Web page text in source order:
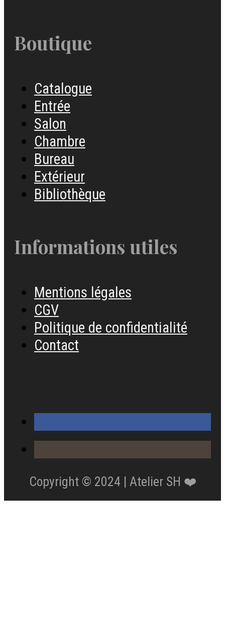
Boutique
Catalogue
Entrée
Salon
Chambre
Bureau
Extérieur
Bibliothèque
Informations utiles
Mentions légales
CGV
Politique de confidentialité
Contact
Copyright © 2024 | Atelier SH ❤️